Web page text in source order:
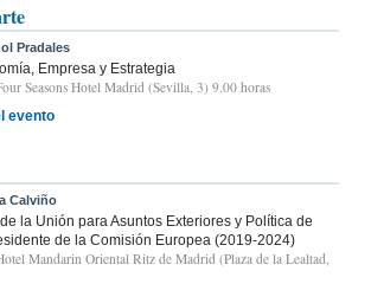
Pradales
Empresa y Estrategia
Seasons Hotel Madrid (Sevilla, 3) 9.00 horas
evento
Calviño
la Unión para Asuntos Exteriores y Política de
de la Comisión Europea (2019-2024)
Mandarin Oriental Ritz de Madrid (Plaza de la Lealtad,